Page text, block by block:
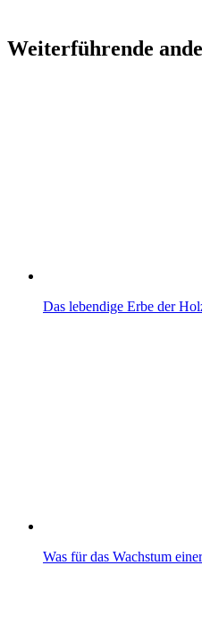
Weiterführende
Das lebendige Erbe der
Was für das Wachstum